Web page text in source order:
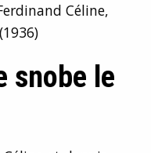
Céline,
(1936)
snobe le